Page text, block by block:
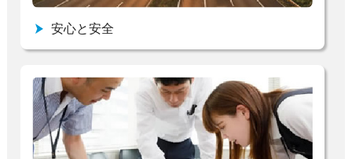
安心と安全